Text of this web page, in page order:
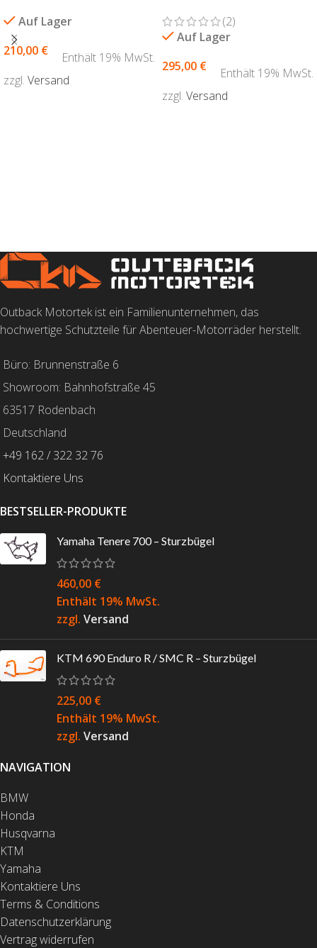
Auf Lager
210,00 €
Enthält 19% MwSt.
zzgl. Versand
(2)
Auf Lager
295,00 €
Enthält 19% MwSt.
zzgl. Versand
Outback Motortek ist ein Familienunternehmen, das
hochwertige Schutzteile für Abenteuer-Motorräder herstellt.
Büro: Brunnenstraße 6
Showroom: Bahnhofstraße 45
63517 Rodenbach
Deutschland
+49 162 / 322 32 76
Kontaktiere Uns
BESTSELLER-PRODUKTE
Yamaha Tenere 700 – Sturzbügel
460,00 €
Enthält 19% MwSt.
zzgl. Versand
KTM 690 Enduro R / SMC R – Sturzbügel
225,00 €
Enthält 19% MwSt.
zzgl. Versand
NAVIGATION
BMW
Honda
Husqvarna
KTM
Yamaha
Kontaktiere Uns
Terms & Conditions
Datenschutzerklärung
Vertrag widerrufen